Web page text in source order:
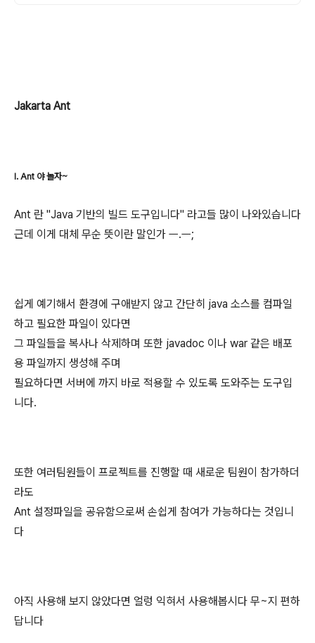
Jakarta Ant
I. Ant 야 놀자~
Ant 란 "Java 기반의 빌드 도구입니다" 라고들 많이 나와있습니다
근데 이게 대체 무순 뜻이란 말인가 ㅡ.ㅡ;
쉽게 예기해서 환경에 구애받지 않고 간단히 java 소스를 컴파일
하고 필요한 파일이 있다면
그 파일들을 복사나 삭제하며 또한 javadoc 이나 war 같은 배포
용 파일까지 생성해 주며
필요하다면 서버에 까지 바로 적용할 수 있도록 도와주는 도구입
니다.
또한 여러팀원들이 프로젝트를 진행할 때 새로운 팀원이 참가하더
라도
Ant 설정파일을 공유함으로써 손쉽게 참여가 가능하다는 것입니
다
아직 사용해 보지 않았다면 얼렁 익혀서 사용해봅시다 무~지 편하
답니다